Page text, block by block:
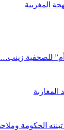
المغربية